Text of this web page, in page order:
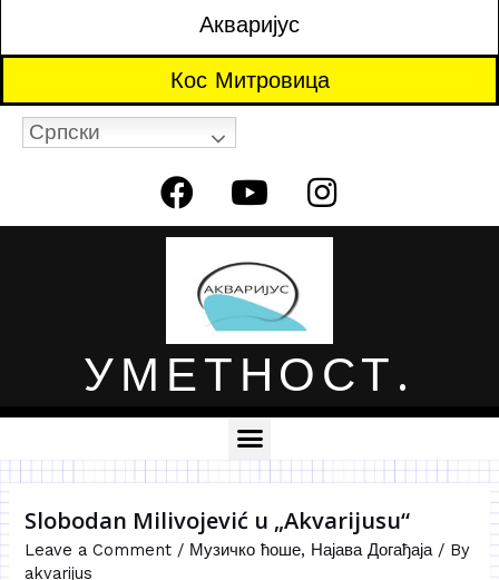
Акваријус
Кос Митровица
Српски
УМЕТНОСТ.
Slobodan Milivojević u „Akvarijusu“
Leave a Comment / Музичко ћоше, Најава Догађаја/ By
akvarijus